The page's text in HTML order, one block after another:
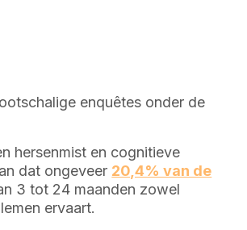
enquêtes onder de
hersenmist en cognitieve
dat ongeveer 20,4% van de
3 tot 24 maanden zowel
ervaart.